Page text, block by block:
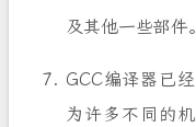
及其他一些部件。
GCC编译器已
为许多不同的